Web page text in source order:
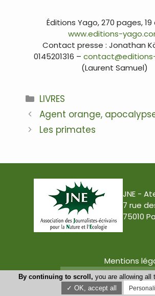
Éditions Yago, 270 pages,
www.editions-
Contact presse : Jonathan
0145201316 –
(Laurent Samuel)
Catégories
LIVRES
Navigation
des
articles
Agent orange,
Les primates
JNE -
7 rue
75010
Mentions
Conception : Tabula
By continuing to scroll, you are allowing all
✓ OK, accept all